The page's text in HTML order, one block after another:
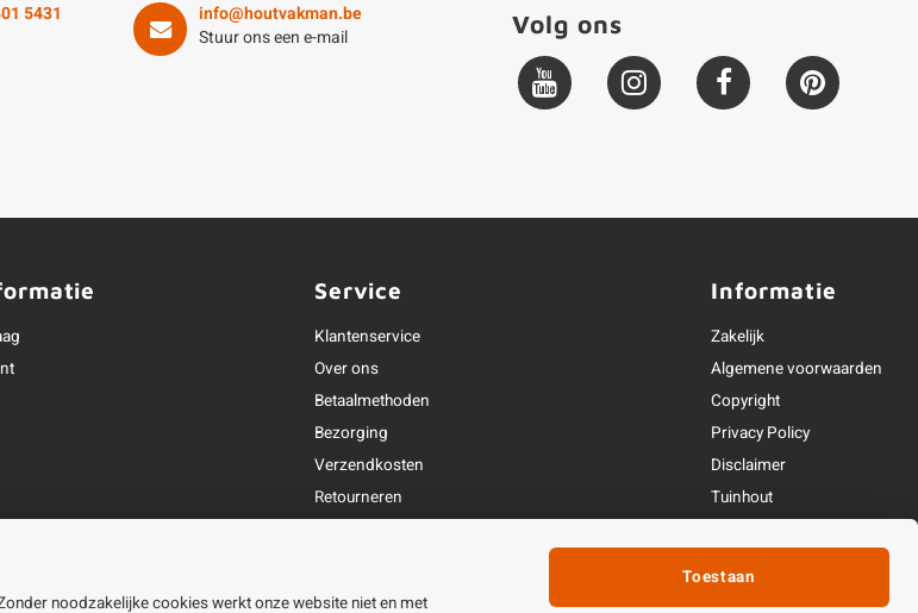
5431
info@houtvakman.be
Stuur ons een e-mail
Volg ons
Service
Klantenservice
Over ons
Betaalmethoden
Bezorging
Verzendkosten
Retourneren
Openingstijden & contact
Informatie
Zakelijk
Algemene voorwaarden
Copyright
Privacy Policy
Disclaimer
Tuinhout
noodzakelijke cookies werkt onze website niet en met
Toestaan